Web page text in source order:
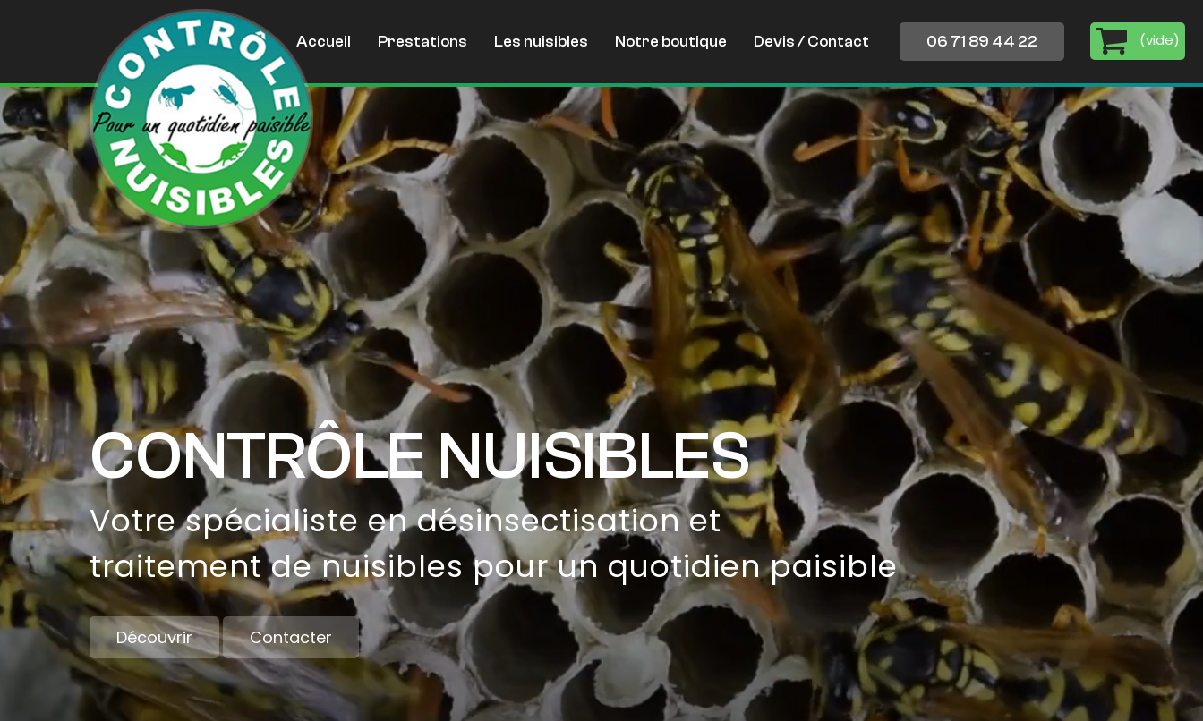
Accueil Prestations Les nuisibles Notre boutique Devis / Contact 06 71 89 44 22 (vide)
CONTRÔLE NUISIBLES
Votre spécialiste en désinsectisation et
traitement de nuisibles pour un quotidien paisible
Découvrir Contacter